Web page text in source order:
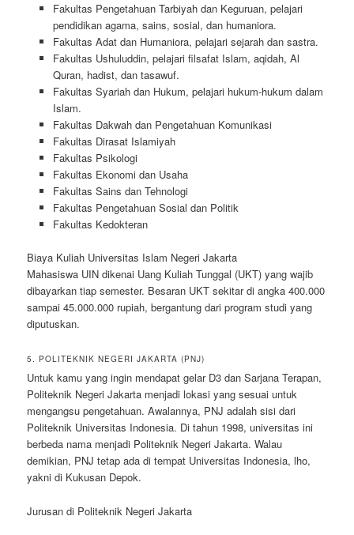
Fakultas Pengetahuan Tarbiyah dan Keguruan, pelajari
pendidikan agama, sains, sosial, dan humaniora.
Fakultas Adat dan Humaniora, pelajari sejarah dan sastra.
Fakultas Ushuluddin, pelajari filsafat Islam, aqidah, Al
Quran, hadist, dan tasawuf.
Fakultas Syariah dan Hukum, pelajari hukum-hukum dalam
Islam.
Fakultas Dakwah dan Pengetahuan Komunikasi
Fakultas Dirasat Islamiyah
Fakultas Psikologi
Fakultas Ekonomi dan Usaha
Fakultas Sains dan Tehnologi
Fakultas Pengetahuan Sosial dan Politik
Fakultas Kedokteran
Biaya Kuliah Universitas Islam Negeri Jakarta
Mahasiswa UIN dikenai Uang Kuliah Tunggal (UKT) yang wajib
dibayarkan tiap semester. Besaran UKT sekitar di angka 400.000
sampai 45.000.000 rupiah, bergantung dari program studi yang
diputuskan.
5. POLITEKNIK NEGERI JAKARTA (PNJ)
Untuk kamu yang ingin mendapat gelar D3 dan Sarjana Terapan,
Politeknik Negeri Jakarta menjadi lokasi yang sesuai untuk
mengangsu pengetahuan. Awalannya, PNJ adalah sisi dari
Politeknik Universitas Indonesia. Di tahun 1998, universitas ini
berbeda nama menjadi Politeknik Negeri Jakarta. Walau
demikian, PNJ tetap ada di tempat Universitas Indonesia, lho,
yakni di Kukusan Depok.
Jurusan di Politeknik Negeri Jakarta